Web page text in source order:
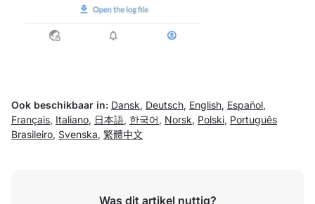
Ook beschikbaar in: Dansk, Deutsch, English, Español,
Français, Italiano, 日本語, 한국어 , Norsk, Polski, Português
Brasileiro, Svenska, 繁體中文
Was dit artikel nuttig?